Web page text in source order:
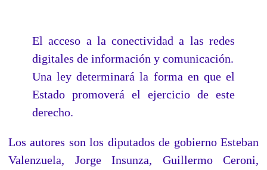
El acceso a la conectividad a las redes
digitales de información y comunicación.
Una ley determinará la forma en que el
Estado promoverá el ejercicio de este
derecho.
Los autores son los diputados de gobierno Esteban
Valenzuela, Jorge Insunza, Guillermo Ceroni,